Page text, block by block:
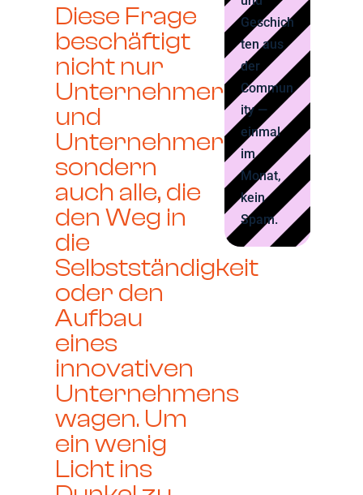
Diese Frage
beschäftigt
nicht nur
Unternehmer
und
Unternehmerinnen,
sondern
auch alle, die
den Weg in
die
Selbstständigkeit
oder den
Aufbau
eines
innovativen
Unternehmens
wagen. Um
ein wenig
Licht ins
Geschich
ten aus
der
Commun
ity —
einmal
im
Monat,
kein
Spam.